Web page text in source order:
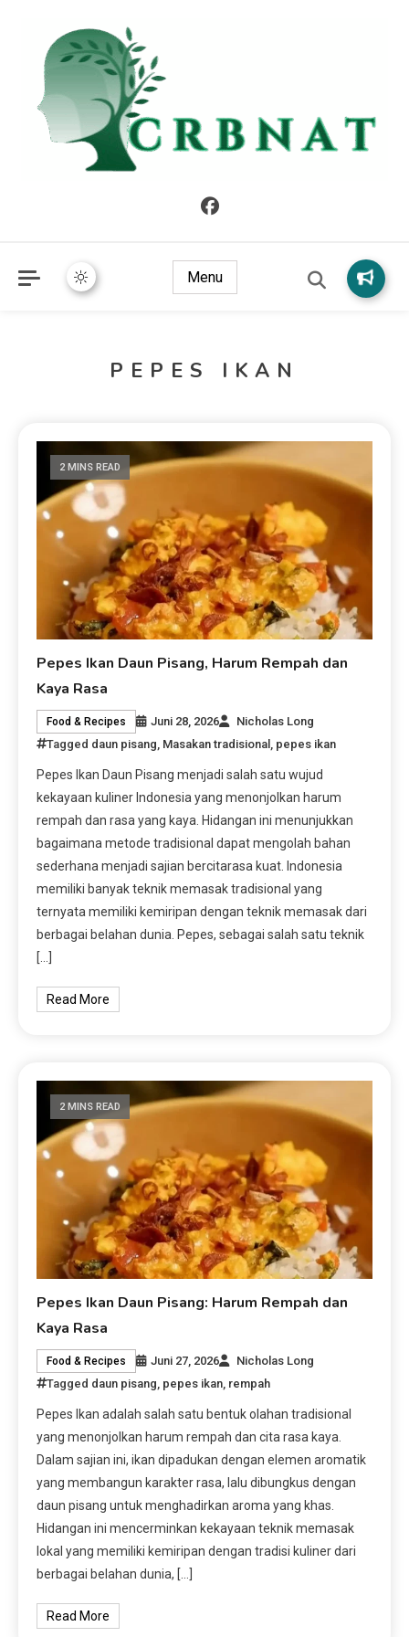
Menu
PEPES IKAN
2 MINS READ
Pepes Ikan Daun Pisang, Harum Rempah dan
Kaya Rasa
Food & Recipes Juni 28, 2026
Nicholas Long
Tagged daun pisang Masakan tradisional pepes ikan
Pepes Ikan Daun Pisang menjadi salah satu wujud
kekayaan kuliner Indonesia yang menonjolkan harum
rempah dan rasa yang kaya. Hidangan ini menunjukkan
bagaimana metode tradisional dapat mengolah bahan
sederhana menjadi sajian bercitarasa kuat. Indonesia
memiliki banyak teknik memasak tradisional yang
ternyata memiliki kemiripan dengan teknik memasak dari
berbagai belahan dunia. Pepes, sebagai salah satu teknik
[…]
Read More
2 MINS READ
Pepes Ikan Daun Pisang: Harum Rempah dan
Kaya Rasa
Food & Recipes Juni 27, 2026
Nicholas Long
Tagged daun pisang pepes ikan rempah
Pepes Ikan adalah salah satu bentuk olahan tradisional
yang menonjolkan harum rempah dan cita rasa kaya.
Dalam sajian ini, ikan dipadukan dengan elemen aromatik
yang membangun karakter rasa, lalu dibungkus dengan
daun pisang untuk menghadirkan aroma yang khas.
Hidangan ini mencerminkan kekayaan teknik memasak
lokal yang memiliki kemiripan dengan tradisi kuliner dari
berbagai belahan dunia, […]
Read More